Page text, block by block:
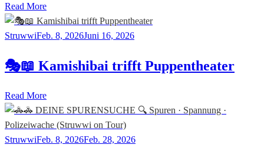
Read More
StruwwiFeb. 8, 2026Juni 16, 2026
🎭📖 Kamishibai trifft Puppentheater
Read More
StruwwiFeb. 8, 2026Feb. 28, 2026